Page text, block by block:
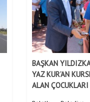
BAŞKAN
YAZ KUR’AN
ALAN